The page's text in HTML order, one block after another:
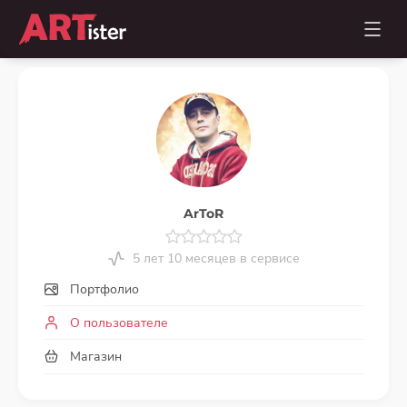
ArToR
5 лет 10 месяцев в сервисе
Портфолио
О пользователе
Магазин